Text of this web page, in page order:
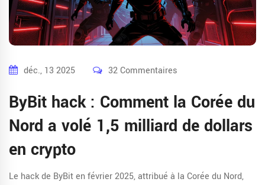
déc., 13 2025 32 Commentaires
ByBit hack : Comment la Corée du
Nord a volé 1,5 milliard de dollars
en crypto
Le hack de ByBit en février 2025, attribué à la Corée du Nord,